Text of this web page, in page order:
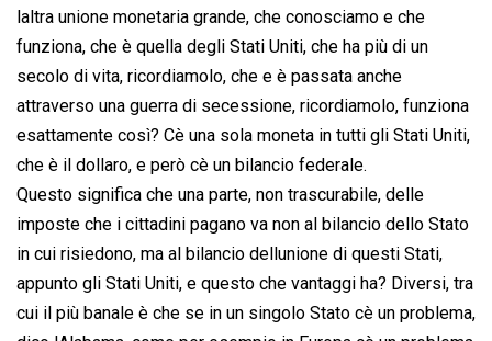
laltra unione monetaria grande, che conosciamo e che
funziona, che è quella degli Stati Uniti, che ha più di un
secolo di vita, ricordiamolo, che e è passata anche
attraverso una guerra di secessione, ricordiamolo, funziona
esattamente così? Cè una sola moneta in tutti gli Stati Uniti,
che è il dollaro, e però cè un bilancio federale.
Questo significa che una parte, non trascurabile, delle
imposte che i cittadini pagano va non al bilancio dello Stato
in cui risiedono, ma al bilancio dellunione di questi Stati,
appunto gli Stati Uniti, e questo che vantaggi ha? Diversi, tra
cui il più banale è che se in un singolo Stato cè un problema,